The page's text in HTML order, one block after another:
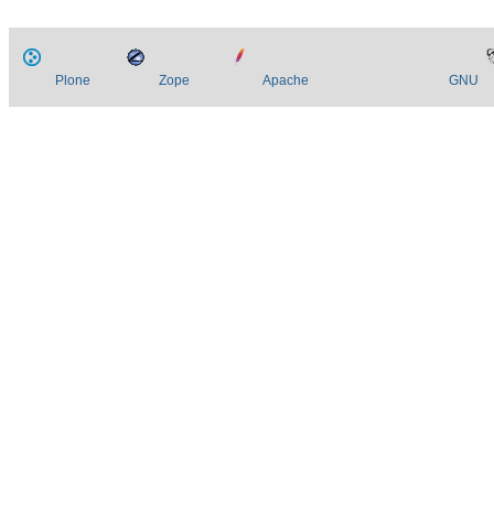
Plone Zope Apache GNU